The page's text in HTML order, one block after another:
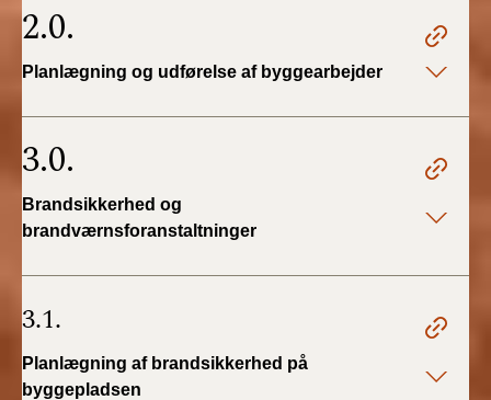
BR18 (1/7-31/12
2020)
BR18 (1/1-9/3 2020)
BR18 (1/1-4/7 2019)
2.0.
Planlægning og udførelse af byggearbejder
3.0.
Brandsikkerhed og
brandværnsforanstaltninger
3.1.
Planlægning af brandsikkerhed på
byggepladsen